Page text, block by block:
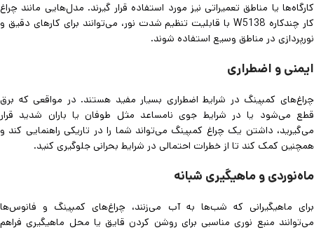
کارگاه‌ها یا مناطق تعمیراتی نیز مورد استفاده قرار گیرند. مدل‌هایی مانند چراغ
کار چندکاره W5138 با قابلیت تنظیم شدت نور، می‌توانند برای کارهای دقیق و
نورپردازی در مناطق وسیع استفاده شوند.
ایمنی و اضطراری
چراغ‌های کمپینگ در شرایط اضطراری بسیار مفید هستند. در مواقعی که برق
قطع می‌شود یا در شرایط جوی نامساعد مثل طوفان یا باران شدید قرار
می‌گیرید، داشتن یک چراغ کمپینگ می‌تواند شما را در تاریکی راهنمایی کند و
همچنین کمک کند تا از خطرات احتمالی در شرایط بحرانی جلوگیری کنید.
ماه‌نوردی و ماهیگیری شبانه
برای ماهیگیرانی که شب‌ها به آب می‌زنند، چراغ‌های کمپینگ و فانوس‌ها
می‌توانند منبع نوری مناسبی برای روشن کردن قایق یا محل ماهیگیری فراهم